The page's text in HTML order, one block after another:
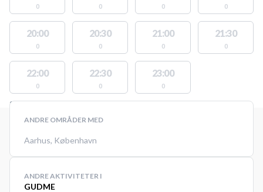
0 0 0 0
20:00
0
20:30
0
21:00
0
21:30
0
22:00
0
22:30
0
23:00
0
STEDER MED LEDIGE AKTIVITETER
ANDRE OMRÅDER MED
Aarhus, København
ANDRE AKTIVITETER I
GUDME